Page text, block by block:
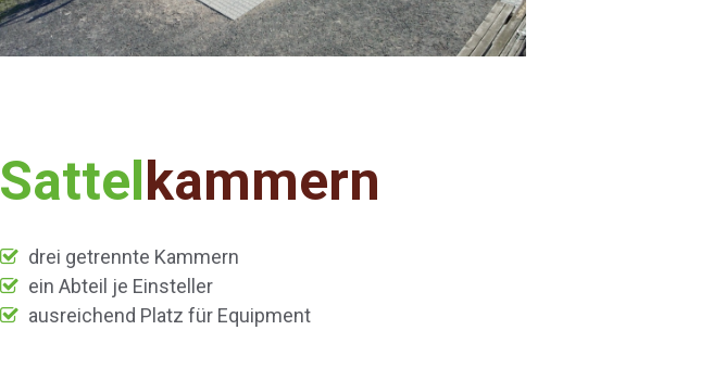
Sattelkammern
drei getrennte Kammern
ein Abteil je Einsteller
ausreichend Platz für Equipment